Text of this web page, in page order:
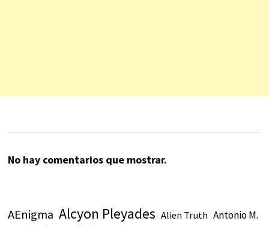
No hay comentarios que mostrar.
AEnigma Alcyon Pleyades Alien Truth Antonio M.